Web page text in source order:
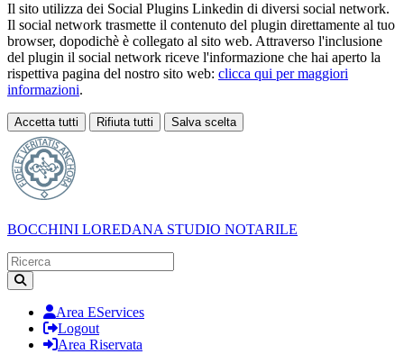
Il sito utilizza dei Social Plugins Linkedin di diversi social network.
Il social network trasmette il contenuto del plugin direttamente al tuo
browser, dopodichè è collegato al sito web. Attraverso l'inclusione
del plugin il social network riceve l'informazione che hai aperto la
rispettiva pagina del nostro sito web: clicca qui per maggiori
informazioni.
Accetta tutti Rifiuta tutti Salva scelta
Loading...
BOCCHINI LOREDANA STUDIO NOTARILE
Area EServices
Logout
Area Riservata